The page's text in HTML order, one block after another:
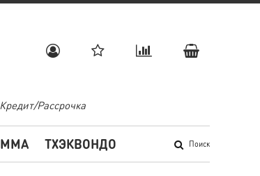
Кредит/Рассрочка
Поиск
MMA ТХЭКВОНДО